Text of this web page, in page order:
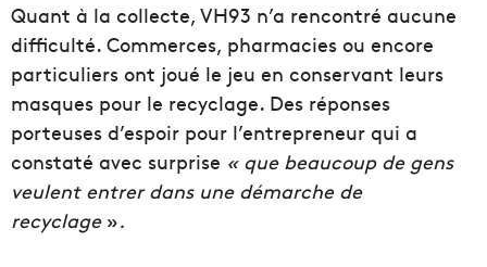
Quant à la collecte, VH93 n’a rencontré aucune
difficulté. Commerces, pharmacies ou encore
particuliers ont joué le jeu en conservant leurs
masques pour le recyclage. Des réponses
porteuses d’espoir pour l’entrepreneur qui a
constaté avec surprise « que beaucoup de gens
veulent entrer dans une démarche de
recyclage».